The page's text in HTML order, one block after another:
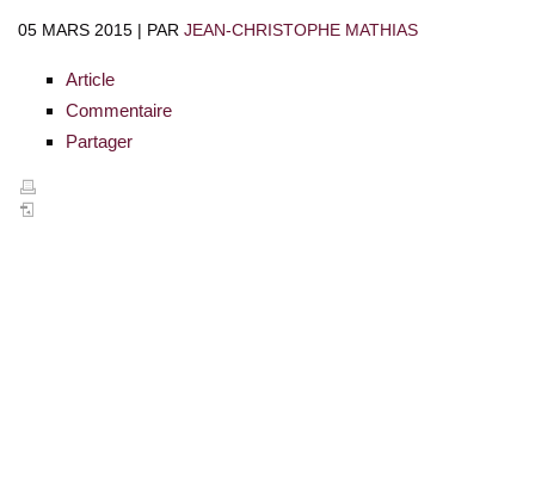
05 MARS 2015 | PAR JEAN-CHRISTOPHE MATHIAS
Article
Commentaire
Partager